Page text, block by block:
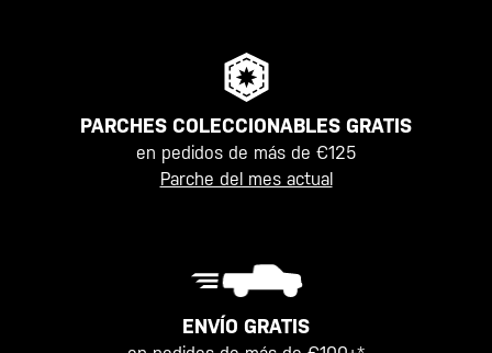
PARCHES COLECCIONABLES GRATIS
en pedidos de más de €125
Parche del mes actual
ENVÍO GRATIS